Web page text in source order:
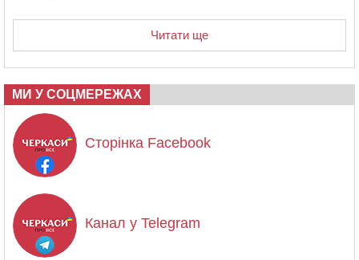
Читати ще
МИ У СОЦМЕРЕЖАХ
Сторінка Facebook
Канал у Telegram